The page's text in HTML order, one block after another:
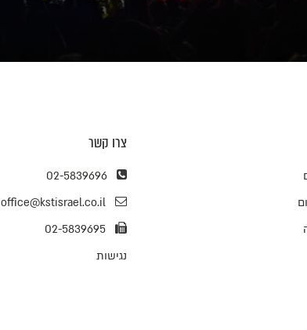
צרו קשר
02-5839696
office@kstisrael.co.il
02-5839695
נגישות